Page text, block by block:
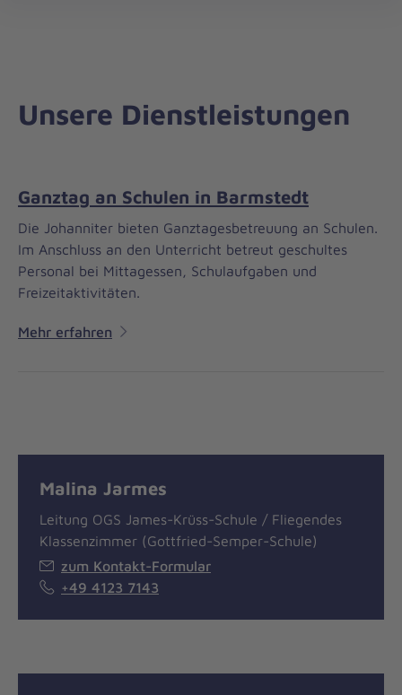
Unsere Dienstleistungen
Ganztag an Schulen in Barmstedt
Die Johanniter bieten Ganztagesbetreuung an Schulen.
Im Anschluss an den Unterricht betreut geschultes
Personal bei Mittagessen, Schulaufgaben und
Freizeitaktivitäten.
Mehr erfahren
Malina Jarmes
Leitung OGS James-Krüss-Schule / Fliegendes
Klassenzimmer (Gottfried-Semper-Schule)
zum Kontakt-Formular
+49 4123 7143